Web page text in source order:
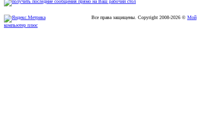
Все права защищены. Copyright 2008-2026 © Мой
компьютер плюс